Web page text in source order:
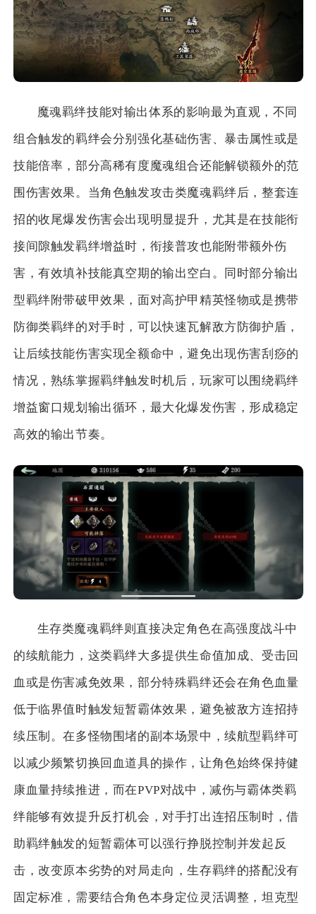
魔魂羁绊技能对输出体系的影响最为直观，不同
组合触发的羁绊会分别强化基础伤害、暴击属性或是
技能倍率，部分高稀有度魔魂组合还能解锁额外的范
围伤害效果。当角色触发攻击类魔魂羁绊后，整套连
招的收尾爆发伤害会出现明显提升，尤其是在技能衔
接间隙触发羁绊增益时，衔接普攻也能附带额外伤
害，有效填补技能真空期的输出空白。同时部分输出
型羁绊附带破甲效果，面对高护甲精英怪物或是携带
防御类羁绊的对手时，可以快速瓦解敌方防御护盾，
让后续技能伤害实现全额命中，避免出现伤害刮痧的
情况，熟练掌握羁绊触发时机后，玩家可以围绕羁绊
增益窗口规划输出循环，最大化爆发伤害，形成稳定
高效的输出节奏。
生存类魔魂羁绊则直接决定角色在高强度战斗中
的续航能力，这类羁绊大多提供生命值加成、受击回
血或是伤害减免效果，部分特殊羁绊还会在角色血量
低于临界值时触发短暂霸体效果，避免被敌方连招持
续压制。在多怪物围堵的副本场景中，续航型羁绊可
以减少频繁切换回血道具的操作，让角色始终保持健
康血量持续推进，而在PVP对战中，减伤与霸体类羁
绊能够有效提升反打机会，对手打出连招压制时，借
助羁绊触发的短暂霸体可以强行挣脱控制并发起反
击，改变原本劣势的对局走向，生存羁绊的搭配没有
固定标准，需要结合角色本身定位灵活调整，坦克型